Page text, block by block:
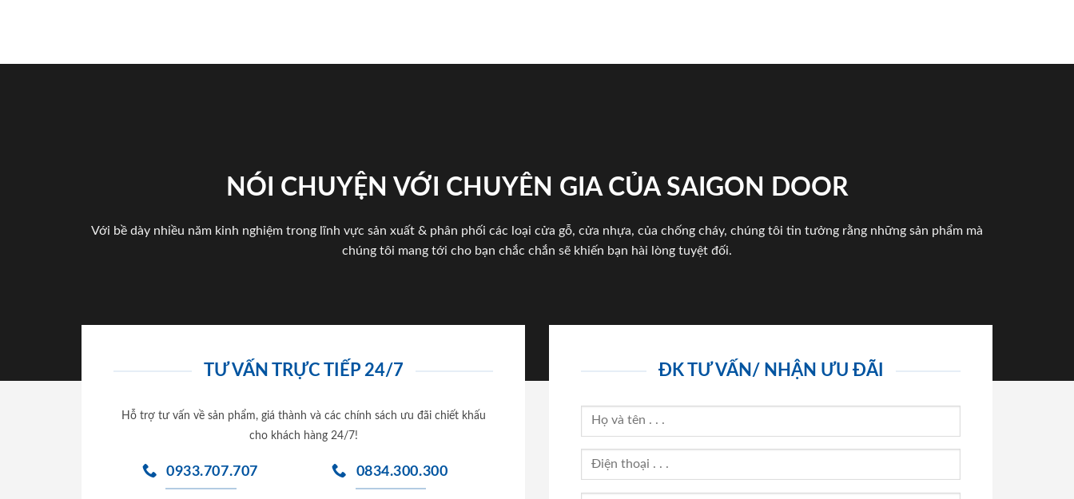
NÓI CHUYỆN VỚI CHUYÊN GIA CỦA SAIGON DOOR
Với bề dày nhiều năm kinh nghiệm trong lĩnh vực sản xuất & phân phối các loại cửa gỗ, cửa nhựa, của chống cháy, chúng tôi tin tưởng rằng những sản phẩm mà
chúng tôi mang tới cho bạn chắc chắn sẽ khiến bạn hài lòng tuyệt đối.
TƯ VẤN TRỰC TIẾP 24/7
Hỗ trợ tư vấn về sản phẩm, giá thành và các chính sách ưu đãi chiết khấu
cho khách hàng 24/7!
0933.707.707 0834.300.300
ĐK TƯ VẤN/ NHẬN ƯU ĐÃI